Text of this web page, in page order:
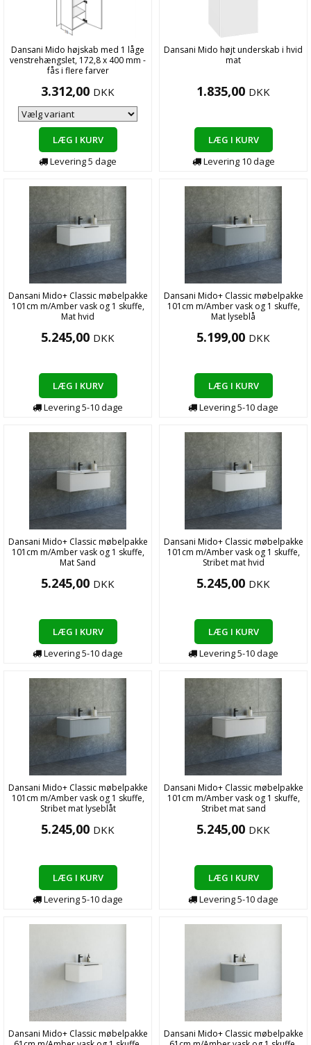
Dansani Mido højskab med 1 låge
venstrehængslet, 172,8 x 400 mm -
fås i flere farver
3.312,00 DKK
LÆG I KURV
Levering5 dage
Dansani Mido højt underskab i hvid
mat
1.835,00 DKK
LÆG I KURV
Levering 10dage
Dansani Mido+ Classic møbelpakke
101cm m/Amber vask og 1 skuffe,
Mat hvid
5.245,00 DKK
LÆG I KURV
Levering5-10dage
Dansani Mido+ Classic møbelpakke
101cm m/Amber vask og 1 skuffe,
Mat lyseblå
5.199,00 DKK
LÆG I KURV
Levering5-10dage
Dansani Mido+ Classic møbelpakke
101cm m/Amber vask og 1 skuffe,
Mat Sand
5.245,00 DKK
LÆG I KURV
Levering5-10dage
Dansani Mido+ Classic møbelpakke
101cm m/Amber vask og 1 skuffe,
Stribet mat hvid
5.245,00 DKK
LÆG I KURV
Levering5-10dage
Dansani Mido+ Classic møbelpakke
101cm m/Amber vask og 1 skuffe,
Stribet mat lyseblåt
5.245,00 DKK
LÆG I KURV
Levering5-10dage
Dansani Mido+ Classic møbelpakke
101cm m/Amber vask og 1 skuffe,
Stribet mat sand
5.245,00 DKK
LÆG I KURV
Levering5-10dage
Dansani Mido+ Classic møbelpakke
Dansani Mido+ Classic møbelpakke